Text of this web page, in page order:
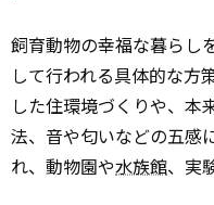
飼育動物の幸福な暮らし
して行われる具体的な方
した住環境づくりや、本
法、音や匂いなどの五感
れ、動物園や水族館、実